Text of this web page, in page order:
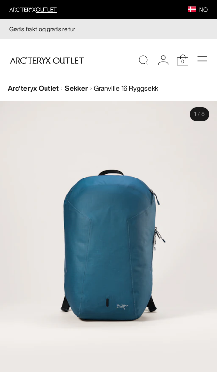
NO
Gratis frakt og gratisretur
0
DAMER
Arc'teryx Outlet Sekker Granville 16 Ryggsekk
1 / 8